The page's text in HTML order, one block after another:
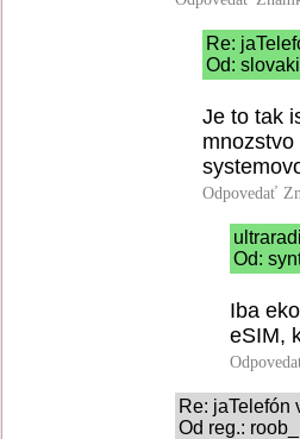
Re:
Od:
Je to tak
Odpovedať
Od:
Iba
eSIM,
Re: jaTelefón
Od reg.: